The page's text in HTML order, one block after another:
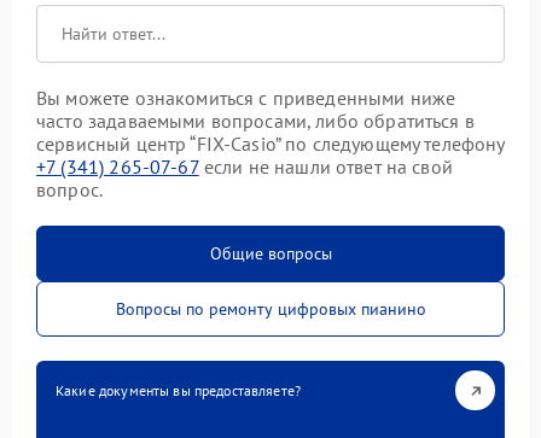
Вы можете ознакомиться с приведенными ниже
часто задаваемыми вопросами, либо обратиться в
сервисный центр “FIX-Casio” по следующему телефону
+7 (341) 265-07-67если не нашли ответ на свой
вопрос.
Общие вопросы
Вопросы по ремонту цифровых пианино
Какие документы вы предоставляете?